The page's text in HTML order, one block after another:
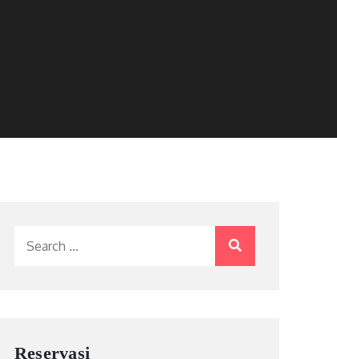
Reservasi